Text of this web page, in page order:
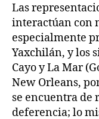
Las
interactúan con
especialmente
Yaxchilán, y los
Cayo y La Mar
New Orleans,
se encuentra de
deferencia; lo